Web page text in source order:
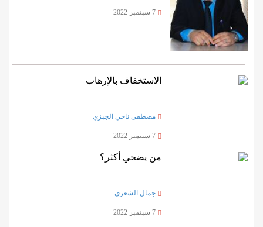
الاستخفاف بالإرهاب
مصطفى ناجي الجبزي
من يضحي أكثر؟
جمال الشعري